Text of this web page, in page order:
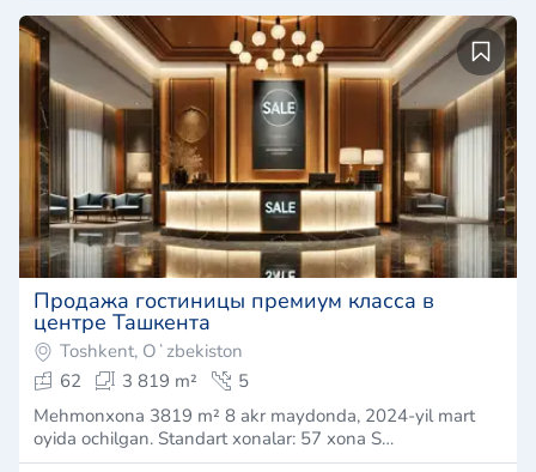
Продажа гостиницы премиум класса в
центре Ташкента
Toshkent, Oʻzbekiston
62
3 819 m²
5
Mehmonxona 3819 m² 8 akr maydonda, 2024-yil mart
oyida ochilgan. Standart xonalar: 57 xona S…